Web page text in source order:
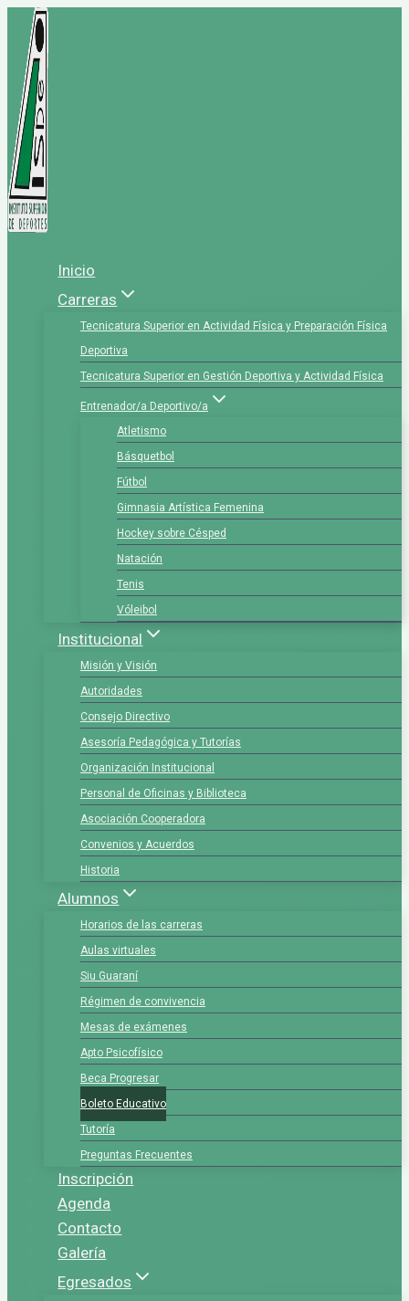
Saltar
contenido
Inicio
Carreras
Tecnicatura Superior en Actividad Física y Preparación Física
Deportiva
Tecnicatura Superior en Gestión Deportiva y Actividad Física
Entrenador/a Deportivo/a
Atletismo
Básquetbol
Fútbol
Gimnasia Artística Femenina
Hockey sobre Césped
Natación
Tenis
Vóleibol
Institucional
Misión y Visión
Autoridades
Consejo Directivo
Asesoría Pedagógica y Tutorías
Organización Institucional
Personal de Oficinas y Biblioteca
Asociación Cooperadora
Convenios y Acuerdos
Historia
Alumnos
Horarios de las carreras
Aulas virtuales
Siu Guaraní
Régimen de convivencia
Mesas de exámenes
Apto Psicofísico
Beca Progresar
Boleto Educativo
Tutoría
Preguntas Frecuentes
Inscripción
Agenda
Contacto
Galería
Egresados